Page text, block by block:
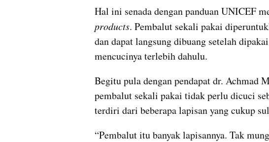
Hal ini senada dengan panduan UNICEF
products. Pembalut sekali pakai
dan dapat langsung dibuang setelah
mencucinya terlebih dahulu.
Begitu pula dengan pendapat dr. Achmad
pembalut sekali pakai tidak perlu dicuci
terdiri dari beberapa lapisan yang cukup
“Pembalut itu banyak lapisannya. Tak